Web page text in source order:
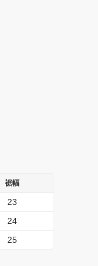
裾幅
23
24
25